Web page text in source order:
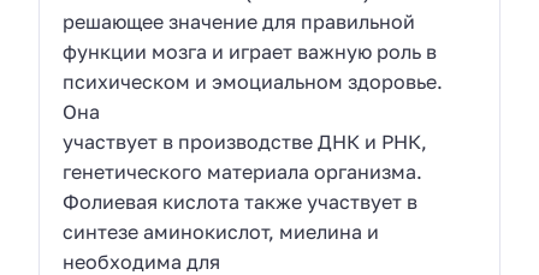
решающее значение для правильной
функции мозга и играет важную роль в
психическом и эмоциальном здоровье.
Она
участвует в производстве ДНК и РНК,
генетического материала организма.
Фолиевая кислота также участвует в
синтезе аминокислот, миелина и
необходима для